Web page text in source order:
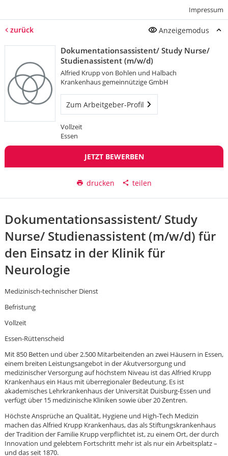
Impressum
zurück Anzeigemodus
Dokumentationsassistent/ Study Nurse/
Studienassistent (m/w/d)
Alfried Krupp von Bohlen und Halbach
Krankenhaus gemeinnützige GmbH
Zum Arbeitgeber-Profil
Vollzeit
Essen
JETZT BEWERBEN
drucken teilen
Dokumentationsassistent/ Study
Nurse/ Studienassistent (m/w/d) für
den Einsatz in der Klinik für
Neurologie
Medizinisch-technischer Dienst
Befristung
Vollzeit
Essen-Rüttenscheid
Mit 850 Betten und über 2.500 Mitarbeitenden an zwei Häusern in Essen,
einem breiten Leistungsangebot in der Akutversorgung und
medizinischer Versorgung auf höchstem Niveau ist das Alfried Krupp
Krankenhaus ein Haus mit überregionaler Bedeutung. Es ist
akademisches Lehrkrankenhaus der Universität Duisburg-Essen und
verfügt über 15 medizinische Kliniken sowie über 20 Zentren.
Höchste Ansprüche an Qualität, Hygiene und High-Tech Medizin
machen das Alfried Krupp Krankenhaus, das als Stiftungskrankenhaus
der Tradition der Familie Krupp verpflichtet ist, zu einem Ort, der durch
Innovation und gelebtem Fortschritt mehr ist als nur ein Arbeitsplatz –
und das seit 1870.
Karte anzeigen